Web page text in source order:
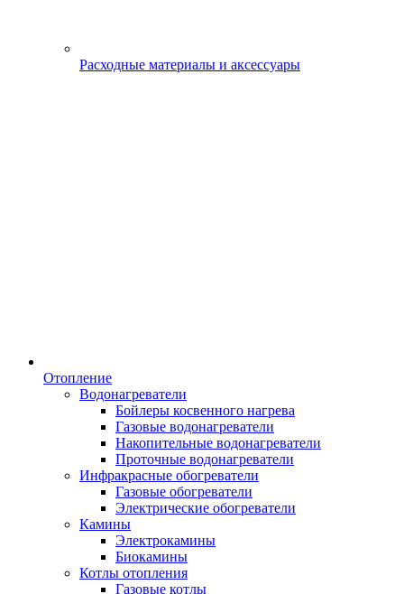
Расходные материалы и аксессуары
Отопление
Водонагреватели
Бойлеры косвенного нагрева
Газовые водонагреватели
Накопительные водонагреватели
Проточные водонагреватели
Инфракрасные обогреватели
Газовые обогреватели
Электрические обогреватели
Камины
Электрокамины
Биокамины
Котлы отопления
Газовые котлы